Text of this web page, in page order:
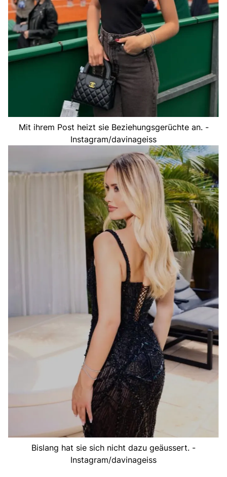
Mit ihrem Post heizt sie Beziehungsgerüchte an. -
Instagram/davinageiss
Bislang hat sie sich nicht dazu geäussert. -
Instagram/davinageiss